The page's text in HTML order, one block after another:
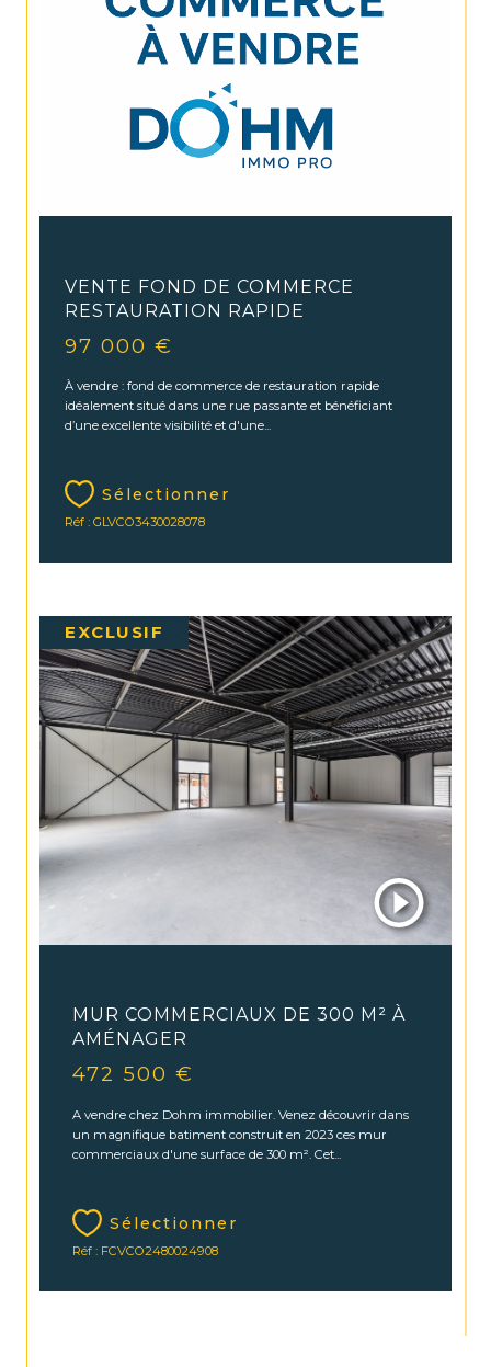
VENTE FOND DE COMMERCE
RESTAURATION RAPIDE
97 000 €
À vendre : fond de commerce de restauration rapide
idéalement situé dans une rue passante et bénéficiant
d’une excellente visibilité et d'une...
Sélectionner
Réf : GLVCO3430028078
MUR COMMERCIAUX DE 300 M² À
AMÉNAGER
472 500 €
A vendre chez Dohm immobilier. Venez découvrir dans
un magnifique batiment construit en 2023 ces mur
commerciaux d'une surface de 300 m². Cet...
Sélectionner
Réf : FCVCO2480024908
EXCLUSIF